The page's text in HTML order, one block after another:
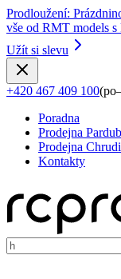
Prodloužení:
vše od RMT models
Užít si slevu
+420 467 409 100(
Poradna
Prodejna
Prodejna
Kontakty